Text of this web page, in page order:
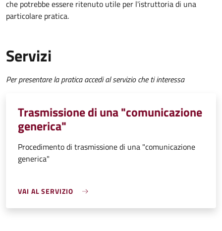
che potrebbe essere ritenuto utile per l'istruttoria di una
particolare pratica.
Servizi
Per presentare la pratica accedi al servizio che ti interessa
Trasmissione di una "comunicazione
generica"
Procedimento di trasmissione di una "comunicazione
generica"
VAI AL SERVIZIO